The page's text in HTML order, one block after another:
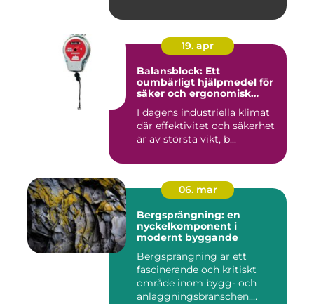
19. apr
Balansblock: Ett
oumbärligt hjälpmedel för
säker och ergonomisk
I dagens industriella klimat
där effektivitet och säkerhet
är av största vikt, b...
06. mar
Bergsprängning: en
nyckelkomponent i
modernt byggande
Bergsprängning är ett
fascinerande och kritiskt
område inom bygg- och
anläggningsbranschen.